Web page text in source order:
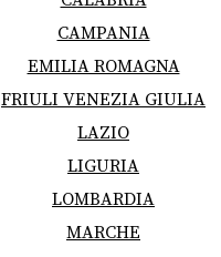
CAMPANIA
EMILIA ROMAGNA
FRIULI VENEZIA GIULIA
LAZIO
LIGURIA
LOMBARDIA
MARCHE